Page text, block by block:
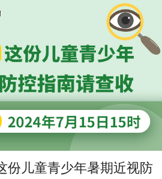
份儿童青少年暑期近视防